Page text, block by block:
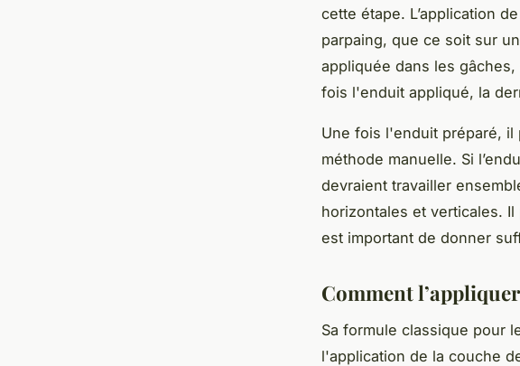
cette étape. L’application
parpaing, que ce soit sur
appliquée dans les
fois l'enduit appliqué, la
Une fois l'enduit préparé,
méthode manuelle. Si
devraient travailler
horizontales et verticales.
est important de donner
Comment
Sa formule classique pour
l'application de la couche